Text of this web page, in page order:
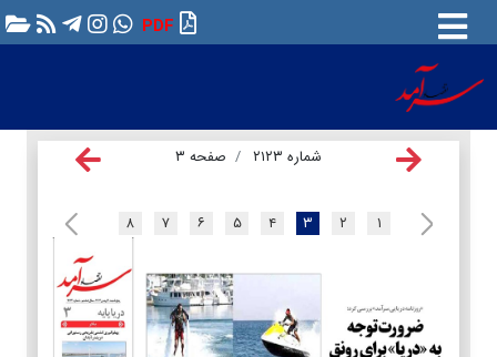
PDF
شماره ۲۱۲۳ صفحه ۳
۱ ۲ ۳ ۴ ۵ ۶ ۷ ۸